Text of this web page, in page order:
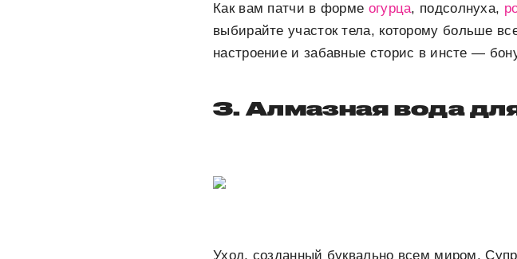
Как вам патчи в форме огурца, подсолнуха,
выбирайте участок тела, которому больше
настроение и забавные сторис в инсте —
3. Алмазная вода
Уход, созданный буквально всем миром.